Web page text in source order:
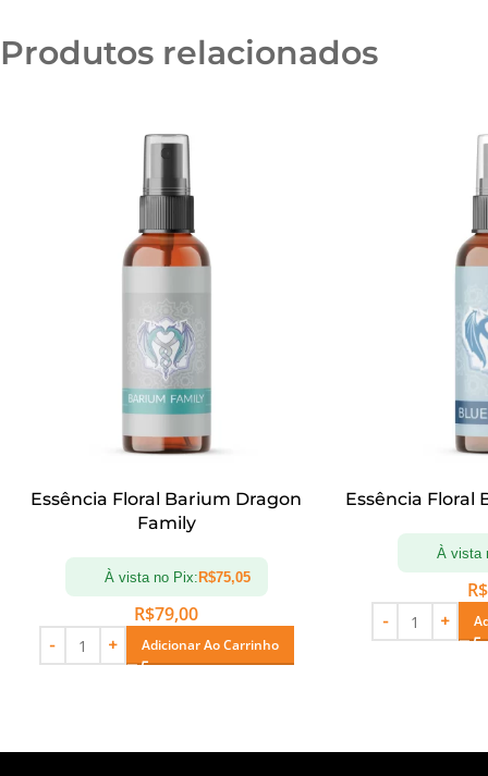
Produtos relacionados
Essência Floral Barium Dragon
Family
À vista no Pix:R$75,05
R$79,00
Adicionar Ao Carrinho
Essência Floral
À vista
R$